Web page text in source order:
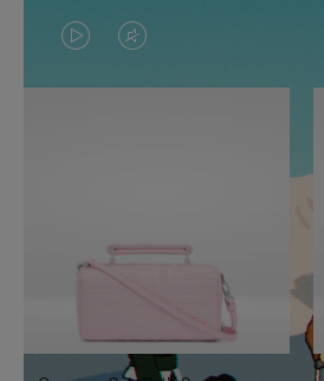
LA
VIDÉO
PAUSE,
APPUYEZ
SUR
LE
SON
DÉSACTIVÉ.
VEUILLEZ